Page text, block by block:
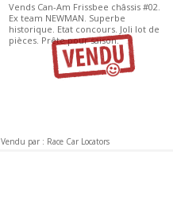
Vends Can-Am Frissbee châssis #02.
Ex team NEWMAN. Superbe
historique. Etat concours. Joli lot de
pièces. Prête pour saison.
Vendu par : Race Car Locators